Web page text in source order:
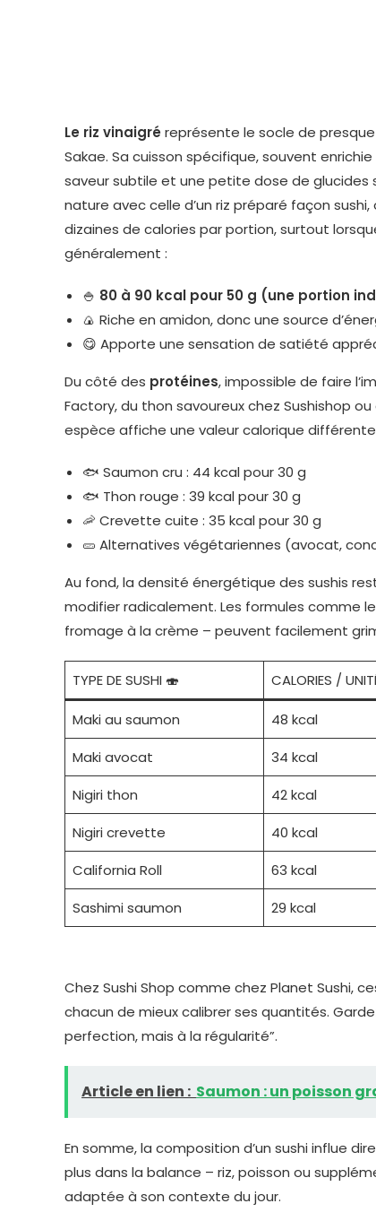
Le riz vinaigré représente le socle de
Sakae. Sa cuisson spécifique, souvent
saveur subtile et une petite dose de glucides
nature avec celle d’un riz préparé façon
dizaines de calories par portion, surtout
généralement :
🍚 80 à 90 kcal pour 50 g (une portion
🍙 Riche en amidon, donc une source
😋 Apporte une sensation de satiété
Du côté des protéines, impossible de faire
Factory, du thon savoureux chez Sushishop
espèce affiche une valeur calorique différente
🐟 Saumon cru : 44 kcal pour 30 g
🐟 Thon rouge : 39 kcal pour 30 g
🦐 Crevette cuite : 35 kcal pour 30 g
🥒 Alternatives végétariennes (avocat,
Au fond, la densité énergétique des sushis
modifier radicalement. Les formules comme
fromage à la crème – peuvent facilement
TYPE DE SUSHI 🍣 CALORIES /
Maki au saumon 48 kcal
Maki avocat
34 kcal
Nigiri thon
42 kcal
Nigiri crevette
40 kcal
California Roll
63 kcal
Sashimi saumon
29 kcal
Chez Sushi Shop comme chez Planet Sushi,
chacun de mieux calibrer ses quantités.
perfection, mais à la régularité”.
Article en lien : Saumon : un poisson
En somme, la composition d’un sushi influe
plus dans la balance – riz, poisson ou
adaptée à son contexte du jour.